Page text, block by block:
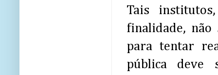
Tais
finalidade, não
para tentar
pública deve